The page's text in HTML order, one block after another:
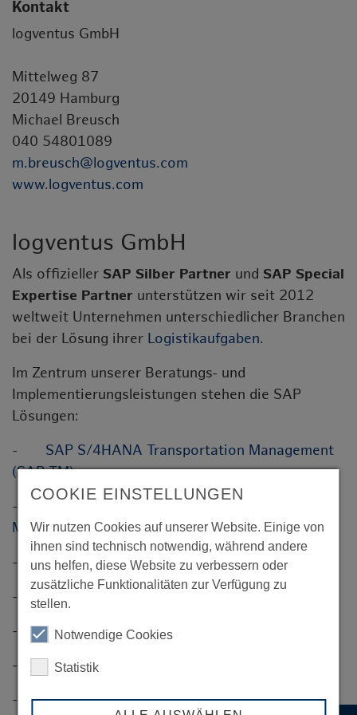
COOKIE EINSTELLUNGEN
Wir nutzen Cookies auf unserer Website. Einige von
ihnen sind technisch notwendig, während andere
uns helfen, diese Website zu verbessern oder
zusätzliche Funktionalitäten zur Verfügung zu
stellen.
Notwendige Cookies
Statistik
logventus GmbH
Als offizieller SAP Silber Partner und SAP Special
Expertise Partner unterstützen wir seit 2012
weltweit Unternehmen unterschiedlicher Branchen
bei der Lösung ihrer Logistikaufgaben.
Im Zentrum unserer Beratungs- und
Implementierungsleistungen stehen die SAP
Lösungen:
- SAP S/4HANA Transportation Management
(SAP TM)
-
Management (SAP EWM)
-SAP Event Management (SAP EM)
- SAP Global Track and Trace (SAP GTT)
- SAP Logistics Business Network (SAP LBN)
- SAP Process Integration (SAP PI/PO)
- SAP Cloud Platform Integration (SAP CPI).
Kontakt
logventus GmbH
Mittelweg 87
20149 Hamburg
Michael Breusch
040 54801089
m.breusch@logventus.com
www.logventus.com